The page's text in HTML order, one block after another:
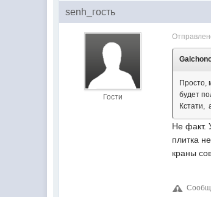
senh_гость
Гости
Просто,
будет
Кстати,
Не факт.
плитка
краны